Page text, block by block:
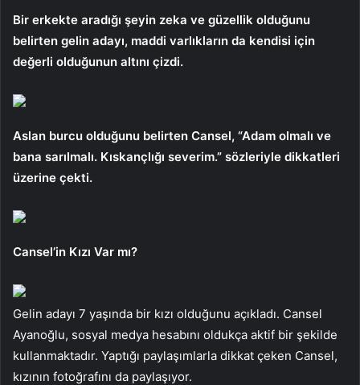
Bir erkekte aradığı şeyin zeka ve güzellik olduğunu
belirten gelin adayı, maddi varlıkların da kendisi için
değerli olduğunun altını çizdi.
Aslan burcu olduğunu belirten Cansel, “Adam olmalı ve
bana sarılmalı. Kıskançlığı severim.” sözleriyle dikkatleri
üzerine çekti.
Cansel’in Kızı Var mı?
Gelin adayı 7 yaşında bir kızı olduğunu açıkladı. Cansel
Ayanoğlu, sosyal medya hesabını oldukça aktif bir şekilde
kullanmaktadır. Yaptığı paylaşımlarla dikkat çeken Cansel,
kızının fotoğrafını da paylaşıyor.